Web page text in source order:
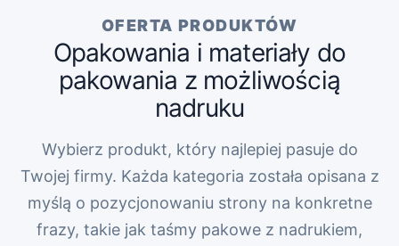
OFERTA PRODUKTÓW
Opakowania i materiały do
pakowania z możliwością
nadruku
Wybierz produkt, który najlepiej pasuje do
Twojej firmy. Każda kategoria została opisana z
myślą o pozycjonowaniu strony na konkretne
frazy, takie jak taśmy pakowe z nadrukiem,